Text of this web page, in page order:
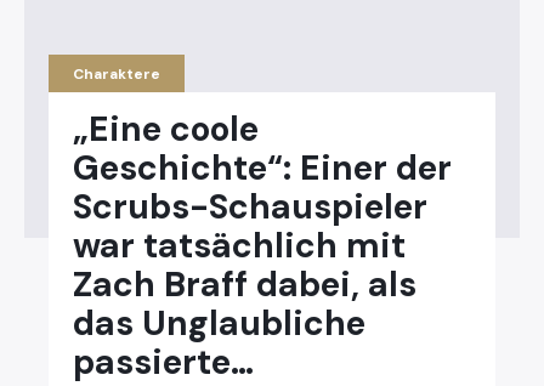
Charaktere
„Eine coole
Geschichte“: Einer der
Scrubs-Schauspieler
war tatsächlich mit
Zach Braff dabei, als
das Unglaubliche
passierte…